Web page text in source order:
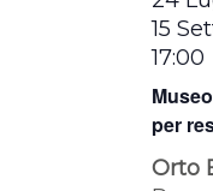
per
15
17:00
Orto